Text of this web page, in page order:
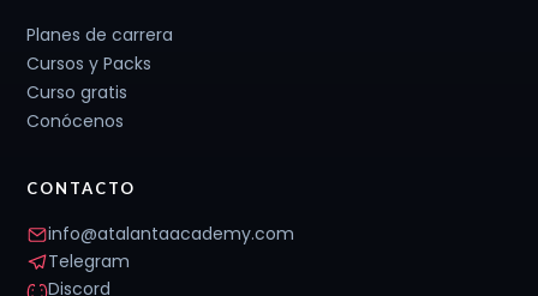
Planes de carrera
Cursos y Packs
Curso gratis
Conócenos
CONTACTO
info@atalantaacademy.com
Telegram
Discord